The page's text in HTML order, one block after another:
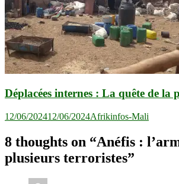
Déplacées internes : La quête de la
12/06/202412/06/2024Afrikinfos-Mali
8 thoughts on “Anéfis :
plusieurs terroristes”